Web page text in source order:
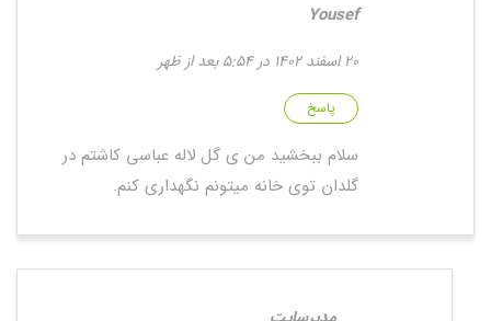
Yousef
20 اسفند 1402 در 5:54 بعد از ظهر
پاسخ
سلام ببخشید من ی گل لاله عباسی کاشتم در
گلدان توی خانه میتونم نگهداری کنم.